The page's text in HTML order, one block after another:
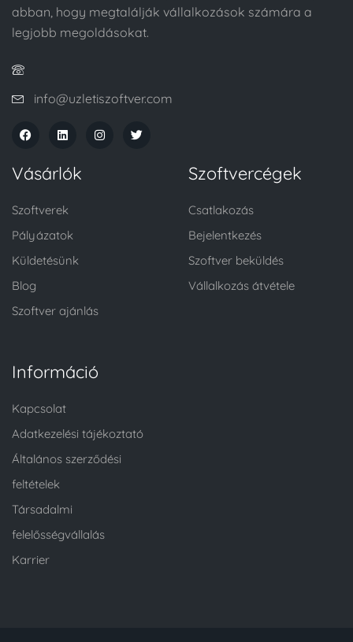
abban, hogy megtalálják vállalkozások számára a
legjobb megoldásokat.
info@uzletiszoftver.com
Vásárlók
Szoftverek
Pályázatok
Küldetésünk
Blog
Szoftver ajánlás
Szoftvercégek
Csatlakozás
Bejelentkezés
Szoftver beküldés
Vállalkozás átvétele
Információ
Kapcsolat
Adatkezelési tájékoztató
Általános szerződési
feltételek
Társadalmi
felelősségvállalás
Karrier